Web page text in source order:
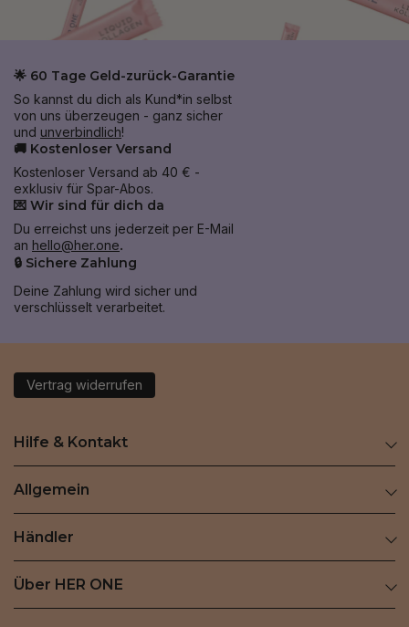
🌟 60 Tage Geld-zurück-Garantie
So kannst du dich als Kund*in selbst
von uns überzeugen - ganz sicher
und unverbindlich!
🚚 Kostenloser Versand
Kostenloser Versand ab 40 € -
exklusiv für Spar-Abos.
💌 Wir sind für dich da
Du erreichst uns jederzeit per E-Mail
an hello@her.one.
🔒 Sichere Zahlung
Deine Zahlung wird sicher und
verschlüsselt verarbeitet.
Vertrag widerrufen
Hilfe & Kontakt
Allgemein
Händler
Über HER ONE